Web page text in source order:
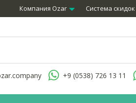
Компания Ozar Система скидок
+9 (0538) 726 13 11